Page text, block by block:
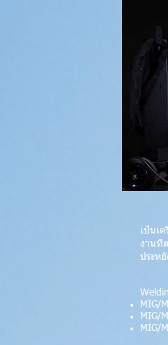
เป็นเ
งานที่
ประห
MIG/
MIG/
MIG/